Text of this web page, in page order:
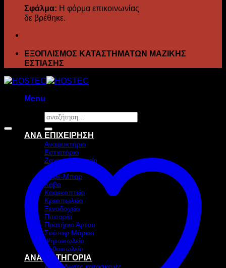
Σφάλμα: Η φόρμα επικοινωνίας
δε βρέθηκε.
ΕΞΟΠΛΙΣΜΟΣ ΚΑΤΑΣΤΗΜΑΤΩΝ ΜΑΖΙΚΗΣ
ΕΣΤΙΑΣΗΣ
Menu
Αναζήτηση
για:
ΑΝΑ ΕΠΙΧΕΙΡΗΣΗ
Αναψυκτήριο
Εστιατόριο
Ζαχαροπλαστείο
Ιχθυοπωλείο
Καφέ-Μπαρ
Κάβα
Καφεκοπτείο
Κρεοπωλείο
Ξενοδοχείο
Πιτσαρία
Πρατήριο Άρτου
Σούπερ Μάρκετ
Ψητοπωλείο
Ανθοπωλείο
ΑΝΑ ΚΑΤΗΓΟΡΙΑ
Ανοξείδωτες κατασκευές